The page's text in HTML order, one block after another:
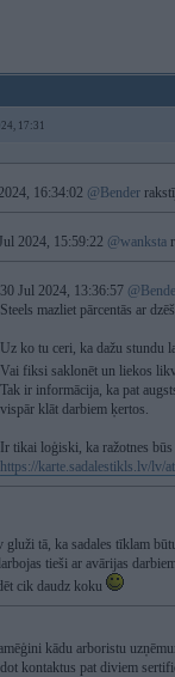
17:31
16:34:02 @Bender
2024, 15:59:22 @wanksta
30 Jul 2024, 13:36:57
Steels mazliet pārcentās ar
Uz ko tu ceri, ka dažu stundu
Vai fiksi saklonēt un liekos
Tak ir informācija, ka pat
vispār klāt darbiem ķertos.
Ir tikai loģiski, ka ražotnes
https://karte.sadalestikls.lv/lv/
gluži tā, ka sadales tīklam
tieši ar avārijas
cik daudz koku
kādu arboristu
kontaktus pat diviem